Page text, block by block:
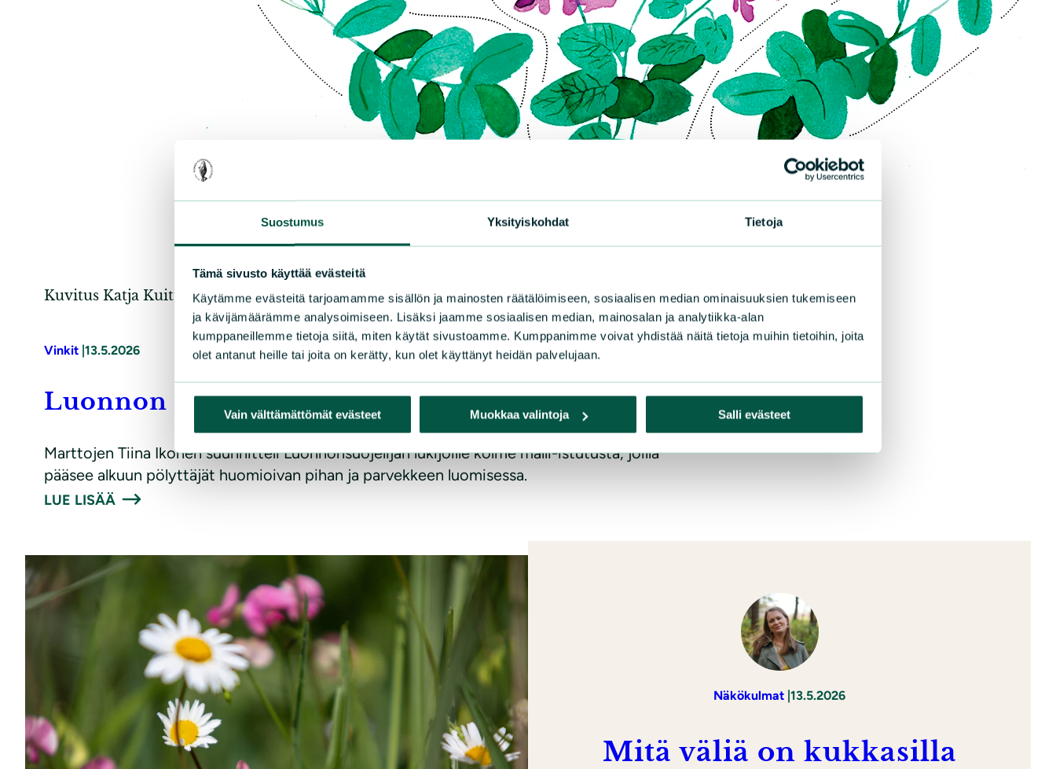
Suostumus Yksityiskohdat Tietoja
Tämä sivusto käyttää evästeitä
Käytämme evästeitä tarjoamamme sisällön ja mainosten räätälöimiseen, sosiaalisen median ominaisuuksien tukemiseen
ja kävijämäärämme analysoimiseen. Lisäksi jaamme sosiaalisen median, mainosalan ja analytiikka-alan
kumppaneillemme tietoja siitä, miten käytät sivustoamme. Kumppanimme voivat yhdistää näitä tietoja muihin tietoihin, joita
olet antanut heille tai joita on kerätty, kun olet käyttänyt heidän palvelujaan.
Vain välttämättömät evästeet Muokkaa valintoja Salli evästeet
Kuvitus Katja Kuittinen
Vinkit |13.5.2026
Luonnon muotoilua puutarhaan
Marttojen Tiina Ikonen suunnitteli Luonnonsuojelijan lukijoille kolme malli-istutusta, joilla
pääsee alkuun pölyttäjät huomioivan pihan ja parvekkeen luomisessa.
LUE LISÄÄ
Näkökulmat |13.5.2026
Mitä väliä on kukkasilla